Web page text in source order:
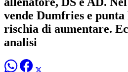
vende Dumfries e
rischia di aumentare.
analisi